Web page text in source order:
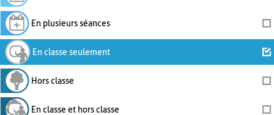
En plusieurs séances
En classe seulement
Hors classe
En classe et hors classe